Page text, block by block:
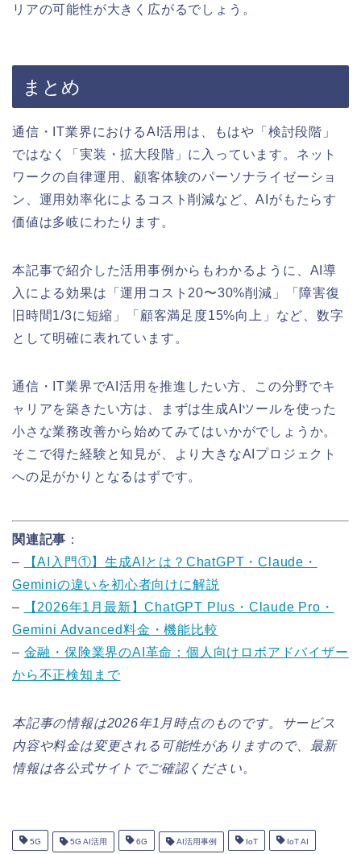
リアの可能性が大きく広がるでしょう。
まとめ
通信・IT業界におけるAI活用は、もはや「検討段階」
ではなく「実装・拡大段階」に入っています。ネット
ワークの自律運用、顧客体験のパーソナライゼーショ
ン、運用効率化によるコスト削減など、AIがもたらす
価値は多岐にわたります。
本記事で紹介した活用事例からもわかるように、AI導
入による効果は「運用コスト20〜30%削減」「障害復
旧時間1/3に短縮」「顧客満足度15%向上」など、数字
として明確に表れています。
通信・IT業界でAI活用を推進したい方、この分野でキ
ャリアを築きたい方は、まずは生成AIツールを使った
小さな業務改善から始めてみてはいかがでしょうか。
そこで得た経験と知見が、より大きなAIプロジェクト
への足がかりとなるはずです。
関連記事 ：
–
【AI入門①】生成AIとは？ChatGPT・Claude・
Geminiの違いを初心者向けに解説
–
【2026年1月最新】ChatGPT Plus・Claude Pro・
Gemini Advanced料金・機能比較
– 金融・保険業界のAI革命：個人向けロボアドバイザー
から不正検知まで
本記事の情報は2026年1月時点のものです。サービス
内容や料金は変更される可能性がありますので、最新
情報は各公式サイトでご確認ください。
5G 5G AI活用 6G AI活用事例 IoT IoT AI